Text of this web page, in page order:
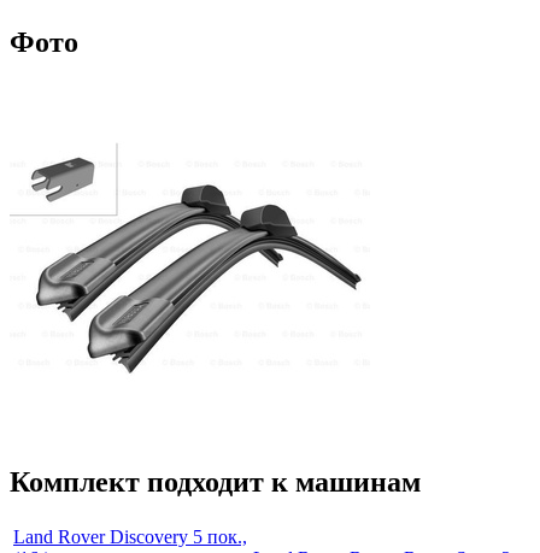
Фото
Комплект подходит к машинам
Land Rover Discovery 5 пок.,